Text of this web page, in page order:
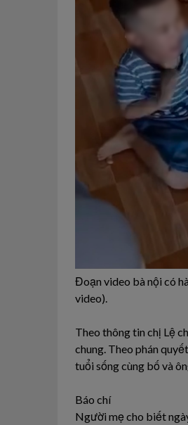
Đoạn video bà nội có
video).
Theo thông tin chị Lệ
chung. Theo phán
tuổi sống cùng bố và
Báo chí
Người mẹ cho biết